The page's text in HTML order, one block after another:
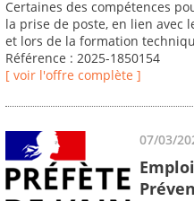
Certaines des compétences
la prise de poste, en lien avec
et lors de la formation
Référence : 2025-1850154
[ voir l'offre complète ]
07/03/